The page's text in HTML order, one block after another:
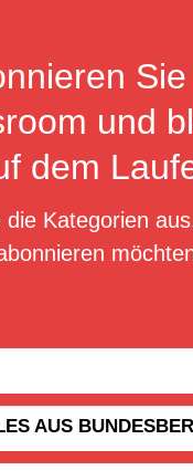
und
dem
die Kategorien
AUS